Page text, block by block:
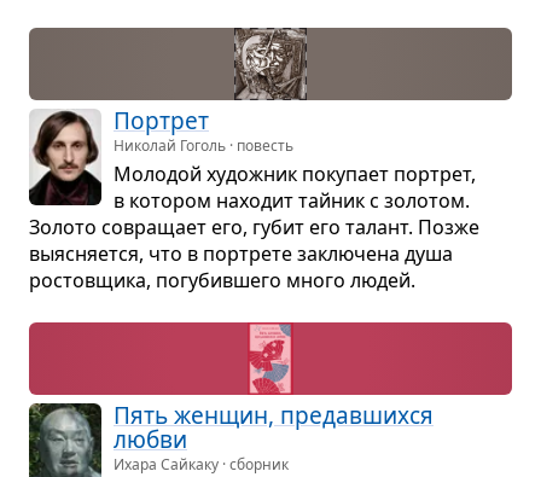
Пор­трет
Николай Гоголь · повесть
Моло­дой худож­ник поку­пает пор­трет,
в кото­ром нахо­дит тай­ник с золо­том.
Золото совра­щает его, губит его талант. Позже
выяс­ня­ется, что в пор­трете заклю­чена душа
ростов­щика, погу­бив­шего много людей.
Пять жен­щин, пре­дав­шихся
любви
Ихара Сайкаку · сборник